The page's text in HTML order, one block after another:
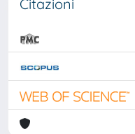
Citazioni